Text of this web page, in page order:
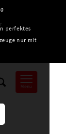
Menü
perfektes
nur mit